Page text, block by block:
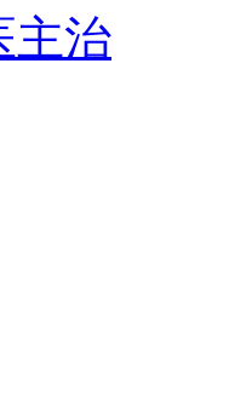
主治